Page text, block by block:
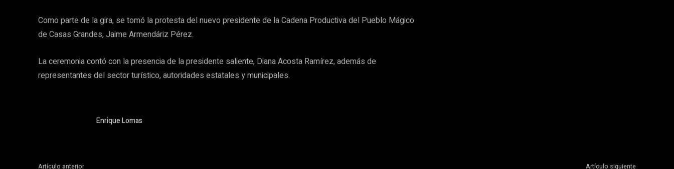
Como parte de la gira, se tomó la protesta del nuevo presidente de la Cadena Productiva del Pueblo Mágico
de Casas Grandes, Jaime Armendáriz Pérez.
La ceremonia contó con la presencia de la presidente saliente, Diana Acosta Ramírez, además de
representantes del sector turístico, autoridades estatales y municipales.
Enrique Lomas
Artículo anterior Artículo siguiente